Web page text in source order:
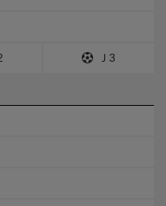
Ｊ3